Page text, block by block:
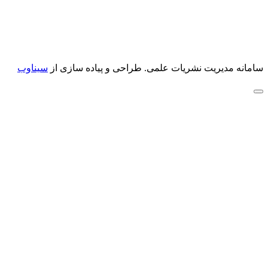
سامانه مدیریت نشریات علمی. طراحی و پیاده سازی از سیناوب